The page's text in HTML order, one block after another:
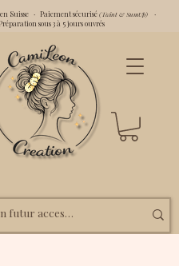
Suisse · Paiement sécurisé(Twint & SumUp)
·
sous 3 à 5 jours ouvrés